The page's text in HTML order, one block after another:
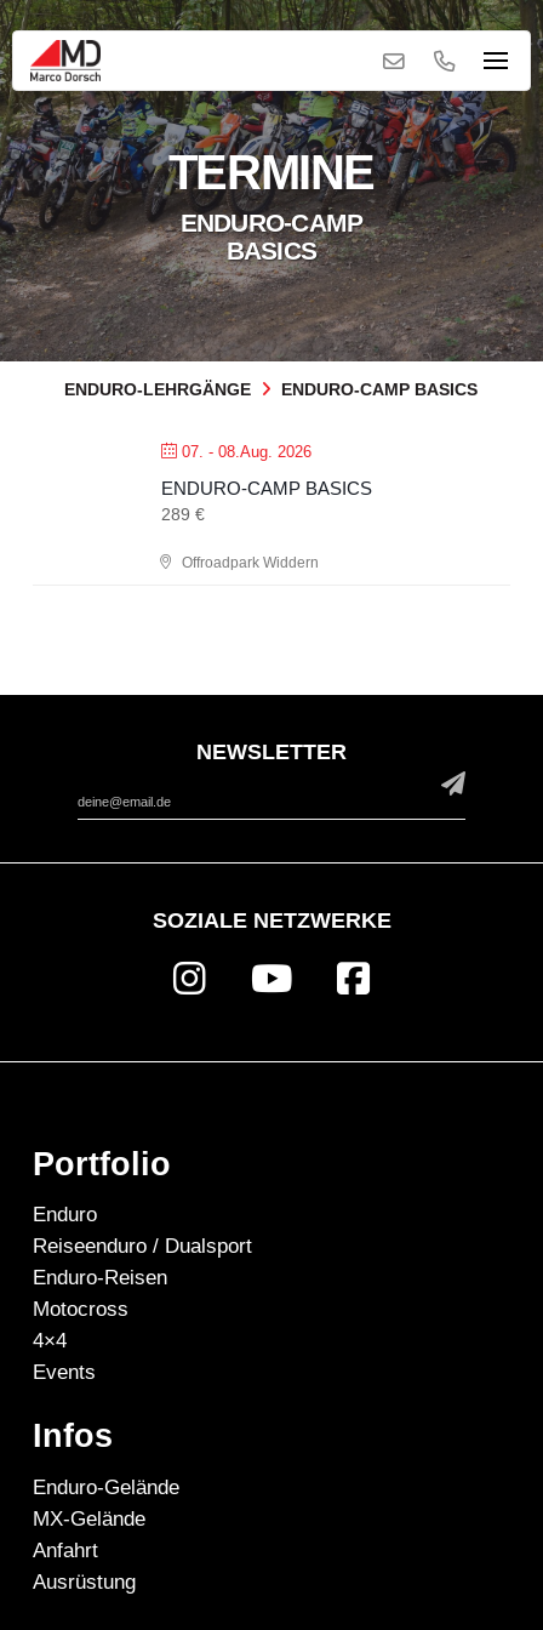
TERMINE
ENDURO-CAMP
BASICS
ENDURO-LEHRGÄNGE ENDURO-CAMP BASICS
07. - 08.Aug. 2026
ENDURO-CAMP BASICS
289 €
Offroadpark Widdern
NEWSLETTER
SOZIALE NETZWERKE
Portfolio
Enduro
Reiseenduro / Dualsport
Enduro-Reisen
Motocross
4×4
Events
Infos
Enduro-Gelände
MX-Gelände
Anfahrt
Ausrüstung